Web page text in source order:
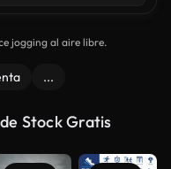
jogging al aire libre.
...
Stock Gratis